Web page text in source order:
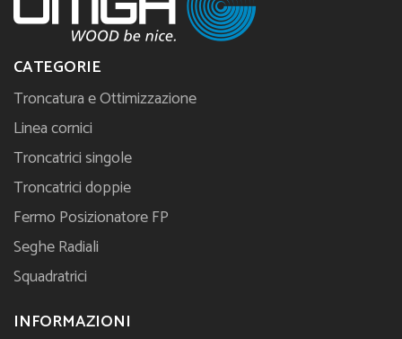
CATEGORIE
Troncatura e Ottimizzazione
Linea cornici
Troncatrici singole
Troncatrici doppie
Fermo Posizionatore FP
Seghe Radiali
Squadratrici
INFORMAZIONI